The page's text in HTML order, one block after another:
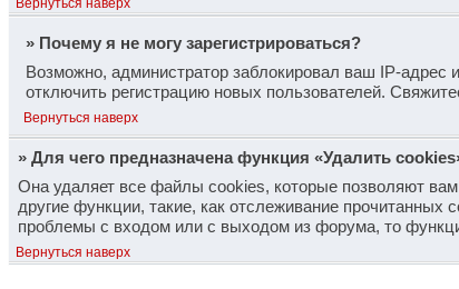
Вернуться наверх
» Почему я не могу зарегистрироваться?
Возможно, администратор заблокировал ваш IP-адрес
отключить регистрацию новых пользователей.
Вернуться наверх
» Для чего предназначена функция «Удалить
Она удаляет все файлы cookies, которые позволяют
другие функции, такие, как отслеживание
проблемы с входом или с выходом из форума, то
Вернуться наверх